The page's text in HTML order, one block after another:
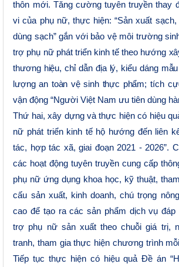
thôn mới. Tăng cường tuyên truyền thay
vi của phụ nữ, thực hiện: “Sản xuất sạch,
dùng sạch” gắn với bảo vệ môi trường
trợ phụ nữ phát triển kinh tế theo hướng
thương hiệu, chỉ dẫn địa lý, kiểu dáng
lượng an toàn vệ sinh thực phẩm; tích
vận động “Người Việt Nam ưu tiên dùng
Thứ hai, xây dựng và thực hiện có hiệu
nữ phát triển kinh tế hộ hướng đến liên
tác, hợp tác xã, giai đoạn 2021 - 2026”.
các hoạt động tuyên truyền cung cấp
phụ nữ ứng dụng khoa học, kỹ thuật,
cấu sản xuất, kinh doanh, chú trọng
cao để tạo ra các sản phẩm dịch vụ đáp
trợ phụ nữ sản xuất theo chuỗi giá trị,
tranh, tham gia thực hiện chương trình
Tiếp tục thực hiện có hiệu quả Đề án